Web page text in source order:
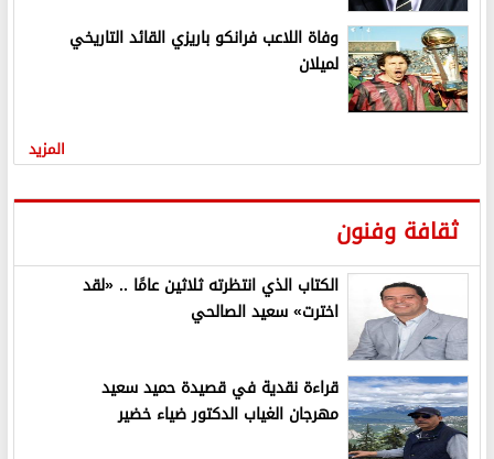
وفاة اللاعب فرانكو باريزي القائد التاريخي
لميلان
المزيد
ثقافة وفنون
الكتاب الذي انتظرته ثلاثين عامًا .. «لقد
اخترت» سعيد الصالحي
قراءة نقدية في قصيدة حميد سعيد
مهرجان الغياب الدكتور ضياء خضير